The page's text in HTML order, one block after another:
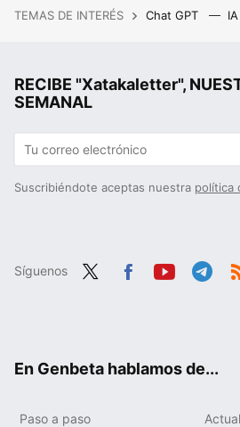
TEMAS DE INTERÉS Chat GPT
RECIBE "Xatakaletter",
SEMANAL
Suscribiéndote aceptas nuestra política
Síguenos
En Genbeta hablamos de...
Paso a paso